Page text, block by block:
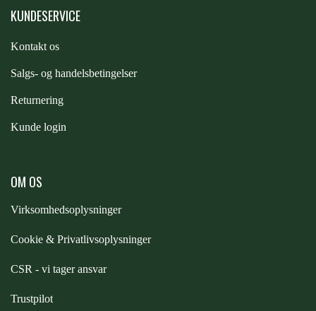
QHP -BRANDS OF Q
PREMIER EQUINE INSEKTBESKYTTELSE
KUNDESERVICE
Kontakt os
Salgs- og handelsbetingelser
Returnering
Kunde login
OM OS
Virksomhedsoplysninger
Cookie & Privatlivsoplysninger
CSR - vi tager ansvar
Trustpilot